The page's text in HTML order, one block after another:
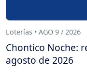
Loterías • AGO 9 / 2026
Chontico Noche:
agosto de 2026